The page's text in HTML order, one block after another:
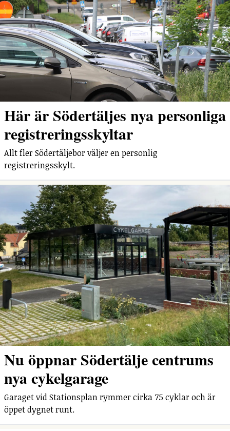
Här är Södertäljes nya personliga
registreringsskyltar
Allt fler Södertäljebor väljer en personlig
registreringsskylt.
Nu öppnar Södertälje centrums
nya cykelgarage
Garaget vid Stationsplan rymmer cirka 75 cyklar och är
öppet dygnet runt.